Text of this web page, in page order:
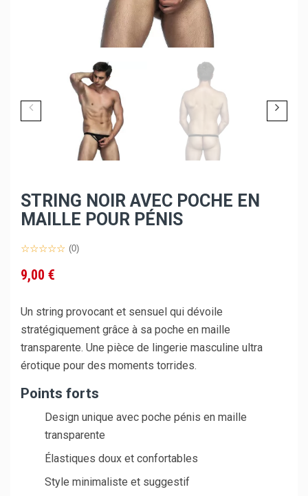
STRING NOIR AVEC POCHE EN
MAILLE POUR PÉNIS
(0)
9,00 €
Un string provocant et sensuel qui dévoile
stratégiquement grâce à sa poche en maille
transparente. Une pièce de lingerie masculine ultra
érotique pour des moments torrides.
Points forts
Design unique avec poche pénis en maille
transparente
Élastiques doux et confortables
Style minimaliste et suggestif